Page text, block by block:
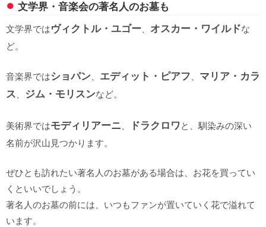
文学界・音楽会の著名人のお墓も
文学界ではヴィクトル・ユゴー オスカー・ワイルドな
ど。
音楽界ではショパン エディット・ピアフ
マリア・カラ
ス
ジム・モリスンなど。
美術界ではモディリアーニ ドラクロワ と、馴染みの深い
名前が沢山見つかります。
ぜひとも訪れたい著名人のお墓がある場合は、お花を買ってい
くといいでしょう。
著名人のお墓の前には、いつもファンが置いていく花で溢れて
います。